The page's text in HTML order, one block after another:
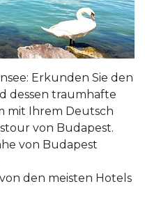
Erkunden Sie den
dessen traumhafte
mit Ihrem Deutsch
von Budapest.
von Budapest
den meisten Hotels